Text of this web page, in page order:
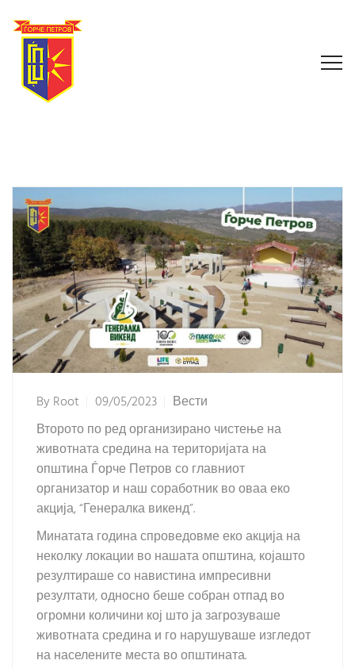
ByRoot 09/05/2023
Вести
Второто по ред организирано чистење на
животната средина на територијата на
општина Ѓорче Петров со главниот
организатор и наш соработник во оваа еко
акција, “Генералка викенд”.
Минатата година спроведовме еко акција на
неколку локации во нашата општина, којашто
резултираше со навистина импресивни
резултати, односно беше собран отпад во
огромни количини кој што ја загрозуваше
животната средина и го нарушуваше изгледот
на населените места во општината.